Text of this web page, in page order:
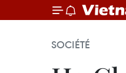
SOCIÉTÉ